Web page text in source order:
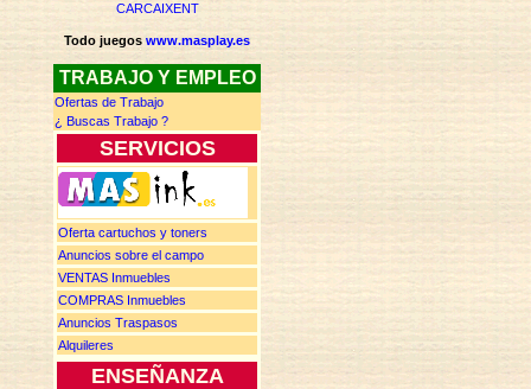
CARCAIXENT
Todo juegos www.masplay.es
TRABAJO Y EMPLEO
Ofertas de Trabajo
¿ Buscas Trabajo ?
SERVICIOS
Oferta cartuchos y toners
Anuncios sobre el campo
VENTAS Inmuebles
COMPRAS Inmuebles
Anuncios Traspasos
Alquileres
ENSEÑANZA